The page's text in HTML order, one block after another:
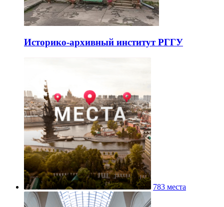
Историко-архивный институт РГГУ
783 места